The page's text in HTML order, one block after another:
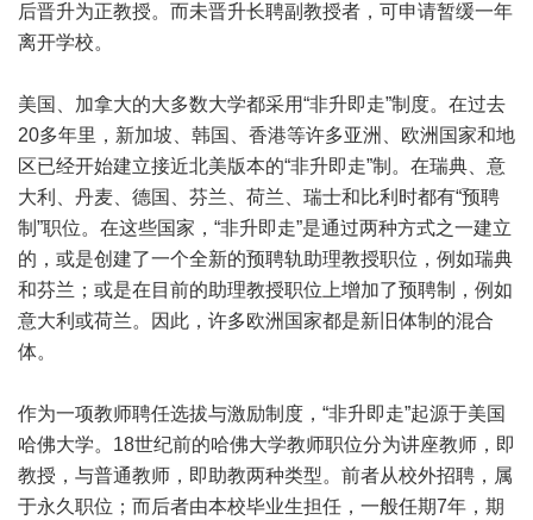
后晋升为正教授。而未晋升长聘副教授者，可申请暂缓一年
离开学校。
美国、加拿大的大多数大学都采用“非升即走”制度。在过去
20多年里，新加坡、韩国、香港等许多亚洲、欧洲国家和地
区已经开始建立接近北美版本的“非升即走”制。在瑞典、意
大利、丹麦、德国、芬兰、荷兰、瑞士和比利时都有“预聘
制”职位。在这些国家，“非升即走”是通过两种方式之一建立
的，或是创建了一个全新的预聘轨助理教授职位，例如瑞典
和芬兰；或是在目前的助理教授职位上增加了预聘制，例如
意大利或荷兰。因此，许多欧洲国家都是新旧体制的混合
体。
作为一项教师聘任选拔与激励制度，“非升即走”起源于美国
哈佛大学。18世纪前的哈佛大学教师职位分为讲座教师，即
教授，与普通教师，即助教两种类型。前者从校外招聘，属
于永久职位；而后者由本校毕业生担任，一般任期7年，期